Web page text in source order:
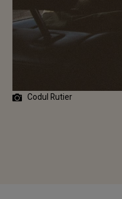
Codul Rutier